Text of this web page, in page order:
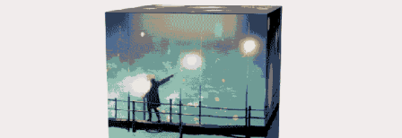
2 490₽
Приобрести
Что внутри?